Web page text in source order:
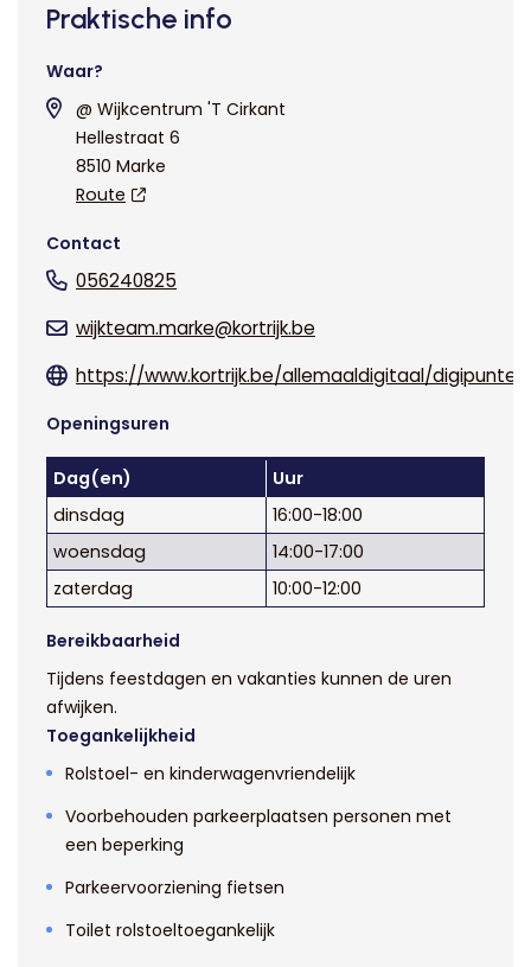
Praktische info
Waar?
@ Wijkcentrum 'T Cirkant
Hellestraat 6
8510 Marke
Route
Contact
056240825
wijkteam.marke@kortrijk.be
https://www.kortrijk.be/allemaaldigitaal/digipunten
Openingsuren
Dag(en)
Uur
dinsdag
16:00-18:00
woensdag
14:00-17:00
zaterdag
10:00-12:00
Bereikbaarheid
Tijdens feestdagen en vakanties kunnen de uren
afwijken.
Toegankelijkheid
Rolstoel- en kinderwagenvriendelijk
Voorbehouden parkeerplaatsen personen met
een beperking
Parkeervoorziening fietsen
Toilet rolstoeltoegankelijk